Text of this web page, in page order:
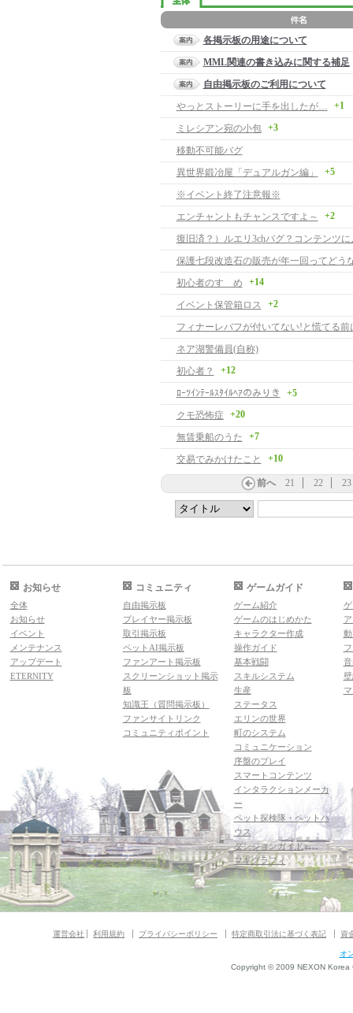
各掲示板の用途について
MML関連の書き込みに関する補足
自由掲示板のご利用について
やっとストーリーに手を出したが…
+1
ミレシアン宛の小包 +3
移動不可能バグ
異世界鍛冶屋「デュアルガン編」
+5
※イベント終了注意報※
エンチャントもチャンスですよ～
+2
復旧済？）ルエリ3chバグ？コンテンツに
保護七段改造石の販売が年一回ってどう
初心者のすゝめ
+14
イベント保管箱ロス +2
フィナーレバフが付いてない!と慌てる前
ネア湖警備員(自称)
初心者？
+12
ﾛｰﾂｲﾝﾃｰﾙｽﾀｲﾙﾍｱのみりき
+5
クモ恐怖症
+20
無賃乗船のうた +7
交易でみかけたこと +10
前へ 21 22 23
お知らせ
全体
お知らせ
イベント
メンテナンス
アップデート
ETERNITY
コミュニティ
自由掲示板
プレイヤー掲示板
取引掲示板
ペットAI掲示板
ファンアート掲示板
スクリーンショット掲示
板
知識王（質問掲示板）
ファンサイトリンク
コミュニティポイント
ゲームガイド
ゲーム紹介
ゲームのはじめかた
キャラクター作成
操作ガイド
基本戦闘
スキルシステム
生産
ステータス
エリンの世界
町のシステム
コミュニケーション
序盤のプレイ
スマートコンテンツ
インタラクションメーカ
ー
ペット探検隊・ペットハ
ウス
ダンジョンガイド
マギグラフィ
運営会社 利用規約 プライバシーポリシー 特定商取引法に基づく表記 資
オ
Copyright © 2009 NEXON Korea